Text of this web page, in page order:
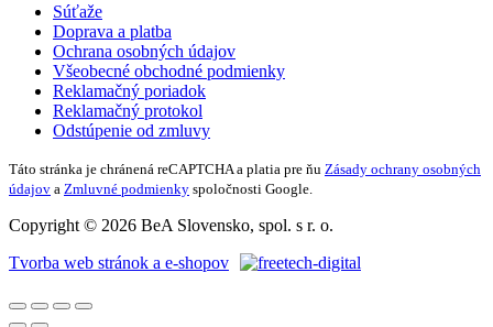
Súťaže
Doprava a platba
Ochrana osobných údajov
Všeobecné obchodné podmienky
Reklamačný poriadok
Reklamačný protokol
Odstúpenie od zmluvy
Táto stránka je chránená reCAPTCHA a platia pre ňu Zásady ochrany osobných
údajov a Zmluvné podmienky spoločnosti Google.
Copyright © 2026 BeA Slovensko, spol. s r. o.
Tvorba web stránok a e-shopov